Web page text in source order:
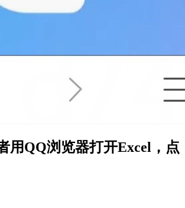
用QQ浏览器打开Excel，点